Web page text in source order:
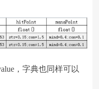
，字典也同样可以